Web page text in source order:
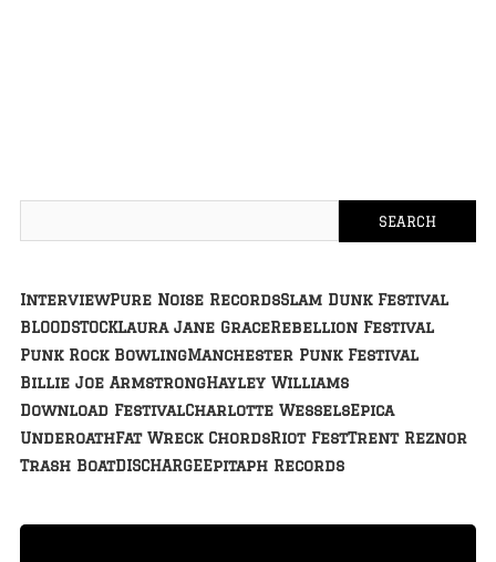
InterviewPure Noise RecordsSlam Dunk Festival
BLOODSTOCKLaura Jane GraceRebellion Festival
Punk Rock BowlingManchester Punk Festival
Billie Joe ArmstrongHayley Williams
Download FestivalCharlotte WesselsEpica
UnderoathFat Wreck ChordsRiot FestTrent Reznor
Trash BoatDISCHARGEEpitaph Records